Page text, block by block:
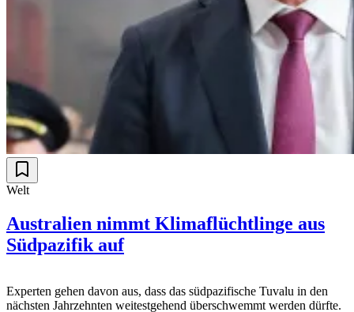
Welt
Australien nimmt Klimaflüchtlinge aus
Südpazifik auf
Experten gehen davon aus, dass das südpazifische Tuvalu in den
nächsten Jahrzehnten weitestgehend überschwemmt werden dürfte.